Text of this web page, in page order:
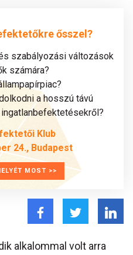
ősszel?
szabályozási változások
számára?
a hosszú távú
Klub
24., Budapest
MOST >>
alkalommal volt arra